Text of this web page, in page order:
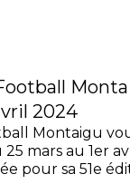
2024
Montaigu
mars au 1er
pour sa 51e